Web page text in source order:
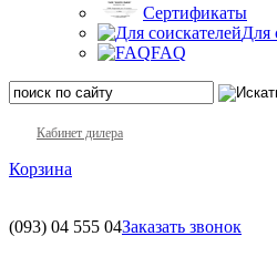
Сертификаты
Для
FAQ
Кабинет дилера
Корзина
(093) 04 555 04Заказать звонок